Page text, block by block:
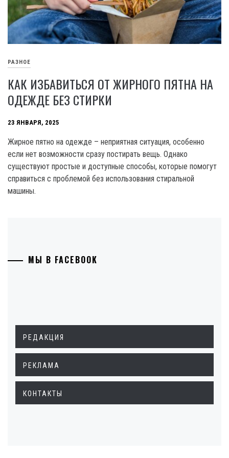
РАЗНОЕ
КАК ИЗБАВИТЬСЯ ОТ ЖИРНОГО ПЯТНА НА
ОДЕЖДЕ БЕЗ СТИРКИ
23 ЯНВАРЯ, 2025
Жирное пятно на одежде – неприятная ситуация, особенно
если нет возможности сразу постирать вещь. Однако
существуют простые и доступные способы, которые помогут
справиться с проблемой без использования стиральной
машины.
МЫ В FACEBOOK
РЕДАКЦИЯ
РЕКЛАМА
КОНТАКТЫ